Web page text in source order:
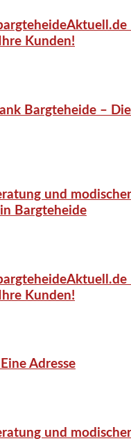
Kunden!
Bargteheide –
und
Bargteheide
Kunden!
Adresse
und